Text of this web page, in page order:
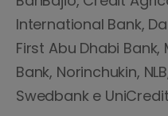
International Bank,
First Abu Dhabi
Bank, Norinchukin,
Swedbank e